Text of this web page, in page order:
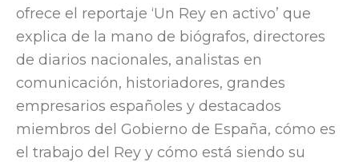
ofrece el reportaje ‘Un Rey en activo’ que
explica de la mano de biógrafos, directores
de diarios nacionales, analistas en
comunicación, historiadores, grandes
empresarios españoles y destacados
miembros del Gobierno de España, cómo es
el trabajo del Rey y cómo está siendo su